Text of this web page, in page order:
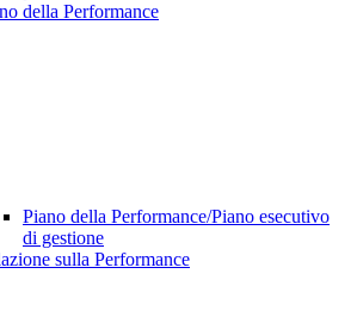
della Performance
Piano della Performance/Piano esecutivo
di gestione
sulla Performance